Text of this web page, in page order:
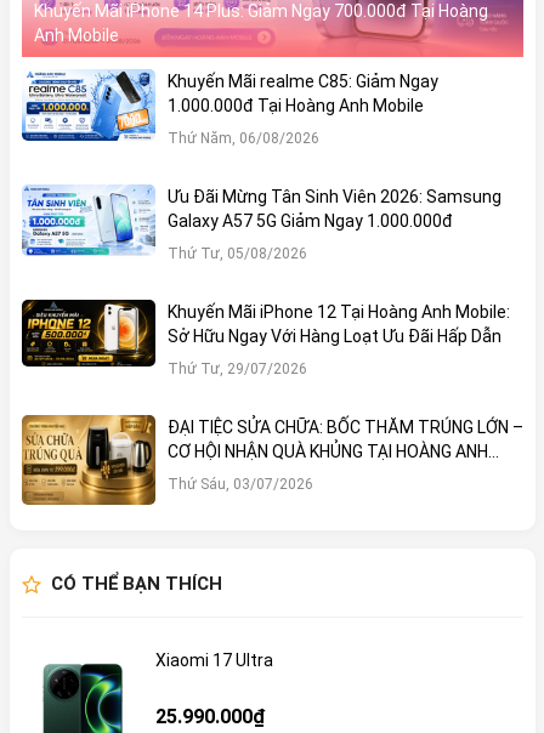
Khuyến Mãi iPhone 14 Plus: Giảm Ngay 700.000đ Tại Hoàng
Anh Mobile
Khuyến Mãi realme C85: Giảm Ngay
1.000.000đ Tại Hoàng Anh Mobile
Thứ Năm, 06/08/2026
Ưu Đãi Mừng Tân Sinh Viên 2026: Samsung
Galaxy A57 5G Giảm Ngay 1.000.000đ
Thứ Tư, 05/08/2026
Khuyến Mãi iPhone 12 Tại Hoàng Anh Mobile:
Sở Hữu Ngay Với Hàng Loạt Ưu Đãi Hấp Dẫn
Thứ Tư, 29/07/2026
ĐẠI TIỆC SỬA CHỮA: BỐC THĂM TRÚNG LỚN –
CƠ HỘI NHẬN QUÀ KHỦNG TẠI HOÀNG ANH
MOBILE
Thứ Sáu, 03/07/2026
CÓ THỂ BẠN THÍCH
Xiaomi 17 Ultra
25.990.000₫